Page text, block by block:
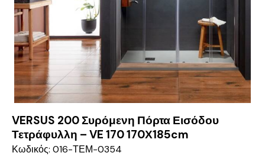
VERSUS 200 Συρόμενη Πόρτα Εισόδου
Τετράφυλλη – VE 170 170Χ185cm
Κωδικός: 016-ΤΕΜ-0354